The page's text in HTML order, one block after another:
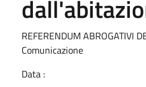
REFERENDUM ABROGATIVI
Comunicazione
Data :